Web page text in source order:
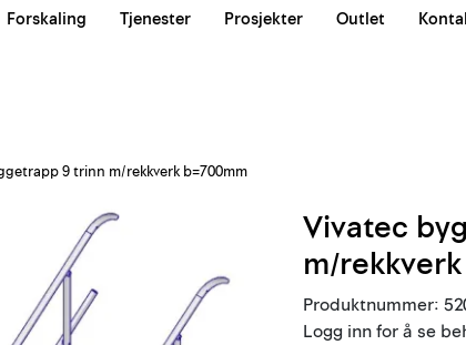
| Våre team
Forskaling Tjenester Prosjekter Outlet
9 trinn m/rekkverk b=700mm
Vivatec
m/
Produktnummer:
Logg inn for å se